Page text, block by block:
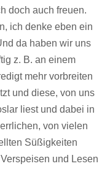
doch auch freuen.
ich denke eben ein
da haben wir uns
z. B. an einem
mehr vorbreiten
und diese, von uns
liest und dabei in
von vielen
Süßigkeiten
und Lesen